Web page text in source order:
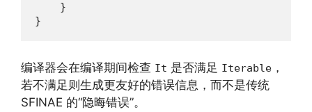
    }
}
编译器会在编译期间检查 It 是否满足 Iterable ，
若不满足则生成更友好的错误信息，而不是传统
SFINAE 的“隐晦错误”。